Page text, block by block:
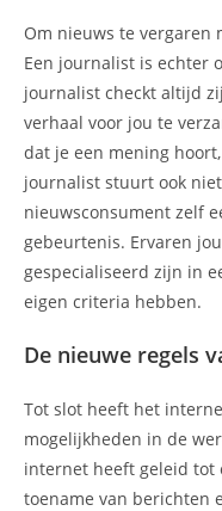
Om nieuws te
Een journalist is echter
journalist checkt altijd
verhaal voor jou te
dat je een mening
journalist stuurt ook
nieuwsconsument zelf
gebeurtenis. Ervaren
gespecialiseerd zijn in
eigen criteria hebben.
De nieuwe regels
Tot slot heeft het
mogelijkheden in de
internet heeft geleid tot
toename van berichten